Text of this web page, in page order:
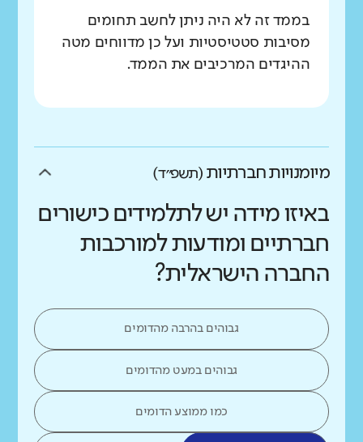
בממד זה לא היה ניתן לחשב תחומים
מסיבות סטטיסטיות ועל כן מדווחים מטה
ההיגדים המרכיבים את הממד.
מיומנויות חברתיות (תשפ״ד)
באיזו מידה יש לתלמידים כישורים
חברתיים ומודעות למורכבות
החברה הישראלית?
גבוהים בהרבה מהדומים
גבוהים במעט מהדומים
כמו ממוצע הדומים